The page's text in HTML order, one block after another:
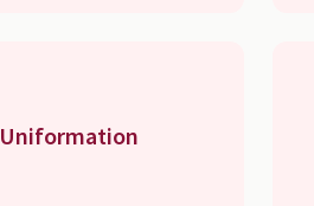
Uniformation